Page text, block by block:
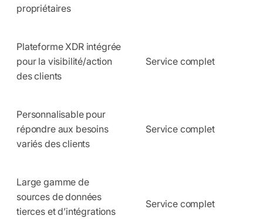
propriétaires
Plateforme XDR intégrée
pour la visibilité/action
des clients
Service complet
Personnalisable pour
répondre aux besoins
variés des clients
Service complet
Large gamme de
sources de données
tierces et d’intégrations
Service complet